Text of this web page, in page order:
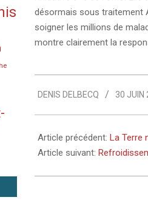
désormais sous traitement
soigner les millions de
montre clairement la
06-
30
DENIS DELBECQ 30 JUIN
Article précédent: La Terre
Article suivant: